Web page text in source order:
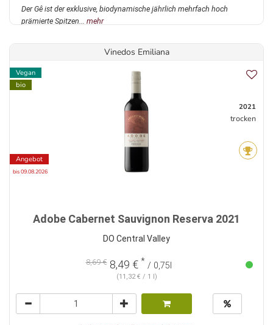
Der Gê ist der exklusive, biodynamische jährlich mehrfach hoch
prämierte Spitzen... mehr
Vinedos Emiliana
Vegan
bio
Angebot
bis 09.08.2026
2021
trocken
Adobe Cabernet Sauvignon Reserva 2021
DO Central Valley
8,69 €8,49 € * / 0,75l
(11,32 € / 1 l)